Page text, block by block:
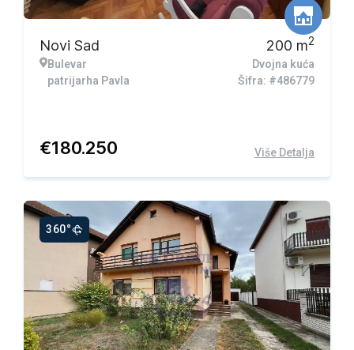
Novi Sad
Bulevar
patrijarha Pavla
200 m2
Dvojna kuća
Šifra: #486779
€180.250 Više Detalja
360°